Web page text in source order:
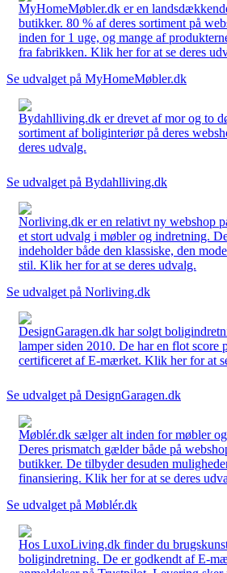
MyHomeMøbler.dk er en
butikker. 80 % af deres sortiment på
inden for 1 uge, og mange af
fra fabrikken. Klik her for at se deres
Se udvalget på MyHomeMøbler.dk
Bydahlliving.dk er drevet af mor og to
sortiment af boliginteriør på deres
deres udvalg.
Se udvalget på Bydahlliving.dk
Norliving.dk er en relativt ny webshop
et stort udvalg i møbler og indretning.
indeholder både den klassiske, den
stil. Klik her for at se deres udvalg.
Se udvalget på Norliving.dk
DesignGaragen.dk har solgt
lamper siden 2010. De har en flot score
certificeret af E-mærket. Klik her for at
Se udvalget på DesignGaragen.dk
Møblér.dk sælger alt inden for møbler
Deres prismatch gælder både på
butikker. De tilbyder desuden
finansiering. Klik her for at se deres
Se udvalget på Møblér.dk
Hos LuxoLiving.dk finder du
boligindretning. De er godkendt af E-